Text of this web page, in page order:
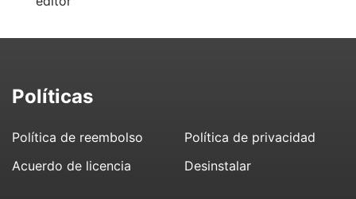
Políticas
Política de reembolso
Política de privacidad
Acuerdo de licencia
Desinstalar